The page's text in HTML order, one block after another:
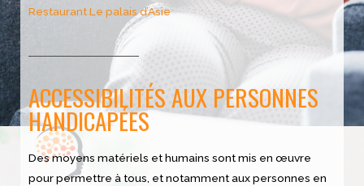
Restaurant Le palais d’Asie
ACCESSIBILITÉS AUX PERSONNES
HANDICAPÉES
Des moyens matériels et humains sont mis en œuvre
pour permettre à tous, et notamment aux personnes en